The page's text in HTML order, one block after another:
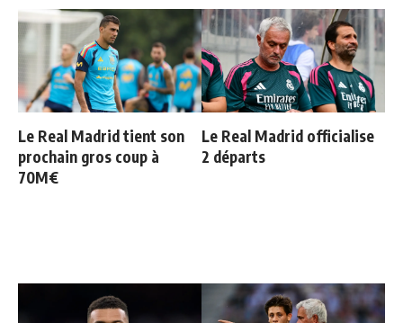
Le Real Madrid tient son
prochain gros coup à
70M€
Le Real Madrid officialise
2 départs